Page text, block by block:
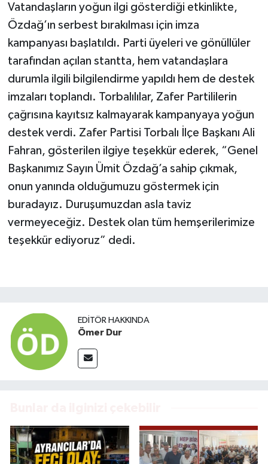
Vatandaşların yoğun ilgi gösterdiği etkinlikte,
Özdağ’ın serbest bırakılması için imza
kampanyası başlatıldı. Parti üyeleri ve gönüllüler
tarafından açılan stantta, hem vatandaşlara
durumla ilgili bilgilendirme yapıldı hem de destek
imzaları toplandı. Torbalılılar, Zafer Partililerin
çağrısına kayıtsız kalmayarak kampanyaya yoğun
destek verdi. Zafer Partisi Torbalı İlçe Başkanı Ali
Fahran, gösterilen ilgiye teşekkür ederek, “Genel
Başkanımız Sayın Ümit Özdağ’a sahip çıkmak,
onun yanında olduğumuzu göstermek için
buradayız. Duruşumuzdan asla taviz
vermeyeceğiz. Destek olan tüm hemşerilerimize
teşekkür ediyoruz” dedi.
EDITÖR HAKKINDA
Ömer Dur